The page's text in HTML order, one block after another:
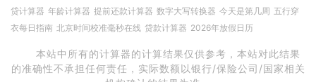
贷计算器 年龄计算器 提前还款计算器 数字大写转换器 今天是第几周 五行穿
衣每日指南 北京时间校准毫秒在线 贷款计算器 2026年放假日历
本站中所有的计算器的计算结果仅供参考，本站对此结果
的准确性不承担任何责任，实际数额以银行/保险公司/国家相关